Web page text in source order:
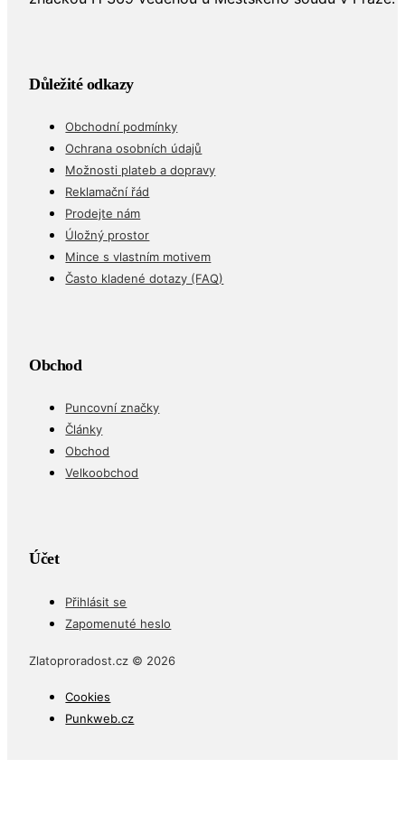
Důležité odkazy
Obchodní podmínky
Ochrana osobních údajů
Možnosti plateb a dopravy
Reklamační řád
Prodejte nám
Úložný prostor
Mince s vlastním motivem
Často kladené dotazy (FAQ)
Obchod
Puncovní značky
Články
Obchod
Velkoobchod
Účet
Přihlásit se
Zapomenuté heslo
Zlatoproradost.cz © 2026
Cookies
Punkweb.cz